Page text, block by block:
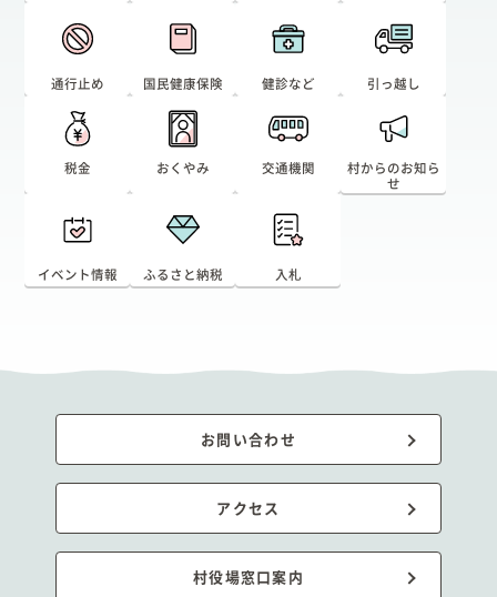
通行止め 国民健康保険 健診など 引っ越し
税金 おくやみ 交通機関
村からのお知ら
せ
イベント情報 ふるさと納税 入札
お問い合わせ
アクセス
村役場窓口案内